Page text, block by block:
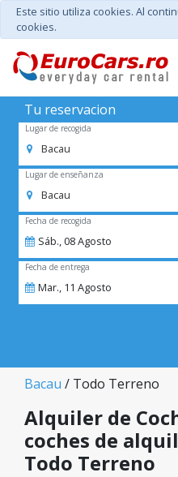
Este sitio utiliza cookies. Al
cookies.
Tu reservacion
Lugar de recogida
Bacau
Lugar de enseñanza
Bacau
Fecha de recogida
Sáb.,08Agosto
Fecha de entrega
Mar., 11 Agosto
Bacau / Todo Terreno
Alquiler de
coches de
Todo Terreno